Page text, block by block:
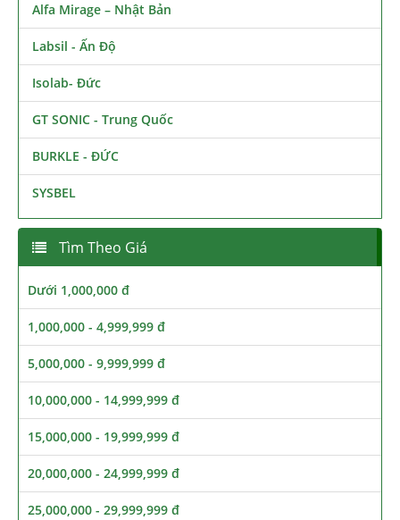
Alfa Mirage – Nhật Bản
Labsil - Ấn Độ
Isolab- Đức
GT SONIC - Trung Quốc
BURKLE - ĐỨC
SYSBEL
Tìm Theo Giá
Dưới 1,000,000 đ
1,000,000 - 4,999,999 đ
5,000,000 - 9,999,999 đ
10,000,000 - 14,999,999 đ
15,000,000 - 19,999,999 đ
20,000,000 - 24,999,999 đ
25,000,000 - 29,999,999 đ